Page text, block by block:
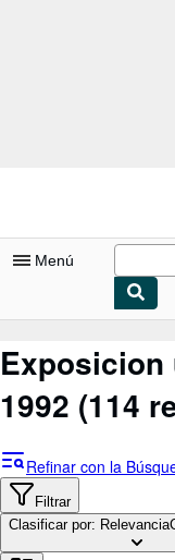
Pasar al contenido
Menú
Consultar mis pedidos
Cerrar sesión
Búsqueda avanzada
Colecciones
Libros antiguos
1992 (114
Refinar con la
Filtrar
Clasificar por: Relevancia